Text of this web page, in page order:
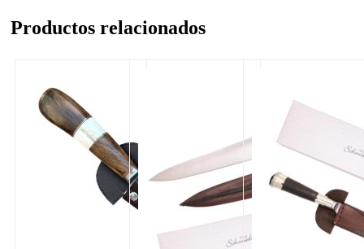
Productos relacionados